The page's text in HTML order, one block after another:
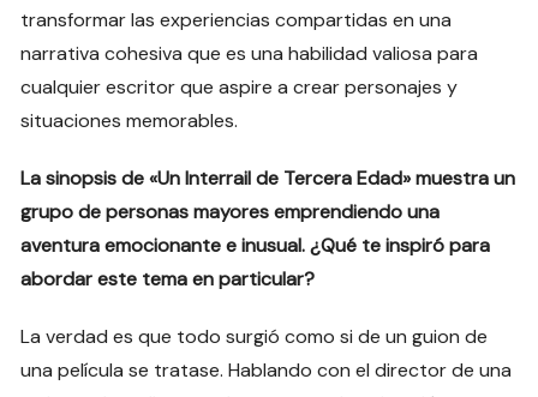
transformar las experiencias compartidas en una
narrativa cohesiva que es una habilidad valiosa para
cualquier escritor que aspire a crear personajes y
situaciones memorables.
La sinopsis de «Un Interrail de Tercera Edad» muestra un
grupo de personas mayores emprendiendo una
aventura emocionante e inusual. ¿Qué te inspiró para
abordar este tema en particular?
La verdad es que todo surgió como si de un guion de
una película se tratase. Hablando con el director de una